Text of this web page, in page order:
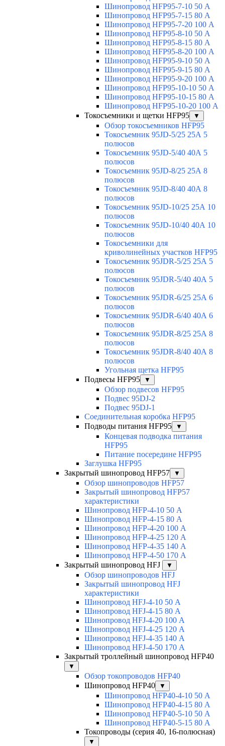
Шинопровод HFP95-7-10 50 А
Шинопровод HFP95-7-15 80 А
Шинопровод HFP95-7-20 100 А
Шинопровод HFP95-8-10 50 А
Шинопровод HFP95-8-15 80 А
Шинопровод HFP95-8-20 100 А
Шинопровод HFP95-9-10 50 А
Шинопровод HFP95-9-15 80 А
Шинопровод HFP95-9-20 100 А
Шинопровод HFP95-10-10 50 А
Шинопровод HFP95-10-15 80 А
Шинопровод HFP95-10-20 100 А
Токосъемники и щетки HFP95
▼
Обзор токосъемников HFP95
Токосъемник 95JD-5/25 25А 5
полюсов
Токосъемник 95JD-5/40 40А 5
полюсов
Токосъемник 95JD-8/25 25А 8
полюсов
Токосъемник 95JD-8/40 40А 8
полюсов
Токосъемник 95JD-10/25 25А 10
полюсов
Токосъемник 95JD-10/40 40А 10
полюсов
Токосъемники для
криволинейных участков HFP95
Токосъемник 95JDR-5/25 25А 5
полюсов
Токосъемник 95JDR-5/40 40А 5
полюсов
Токосъемник 95JDR-6/25 25А 6
полюсов
Токосъемник 95JDR-6/40 40А 6
полюсов
Токосъемник 95JDR-8/25 25А 8
полюсов
Токосъемник 95JDR-8/40 40А 8
полюсов
Угольная щетка HFP95
Подвесы HFP95
▼
Обзор подвесов HFP95
Подвес 95DJ-2
Подвес 95DJ-1
Соединительная коробка HFP95
Подводы питания HFP95
▼
Концевая подводка питания
HFP95
Питание посередине HFP95
Заглушка HFP95
Закрытый шинопровод HFP57
▼
Обзор шинопроводов HFP57
Закрытый шинопровод HFP57
характеристики
Шинопровод HFP-4-10 50 А
Шинопровод HFP-4-15 80 А
Шинопровод HFP-4-20 100 А
Шинопровод HFP-4-25 120 А
Шинопровод HFP-4-35 140 А
Шинопровод HFP-4-50 170 А
Закрытый шинопровод HFJ
▼
Обзор шинопроводов HFJ
Закрытый шинопровод HFJ
характеристики
Шинопровод HFJ-4-10 50 А
Шинопровод HFJ-4-15 80 А
Шинопровод HFJ-4-20 100 А
Шинопровод HFJ-4-25 120 А
Шинопровод HFJ-4-35 140 А
Шинопровод HFJ-4-50 170 А
Закрытый троллейный шинопровод HFP40
▼
Обзор токопроводов HFP40
Шинопровод HFP40
▼
Шинопровод HFP40-4-10 50 А
Шинопровод HFP40-4-15 80 А
Шинопровод HFP40-5-10 50 А
Шинопровод HFP40-5-15 80 А
Токопроводы (серия 40, 16-полюсная)
▼